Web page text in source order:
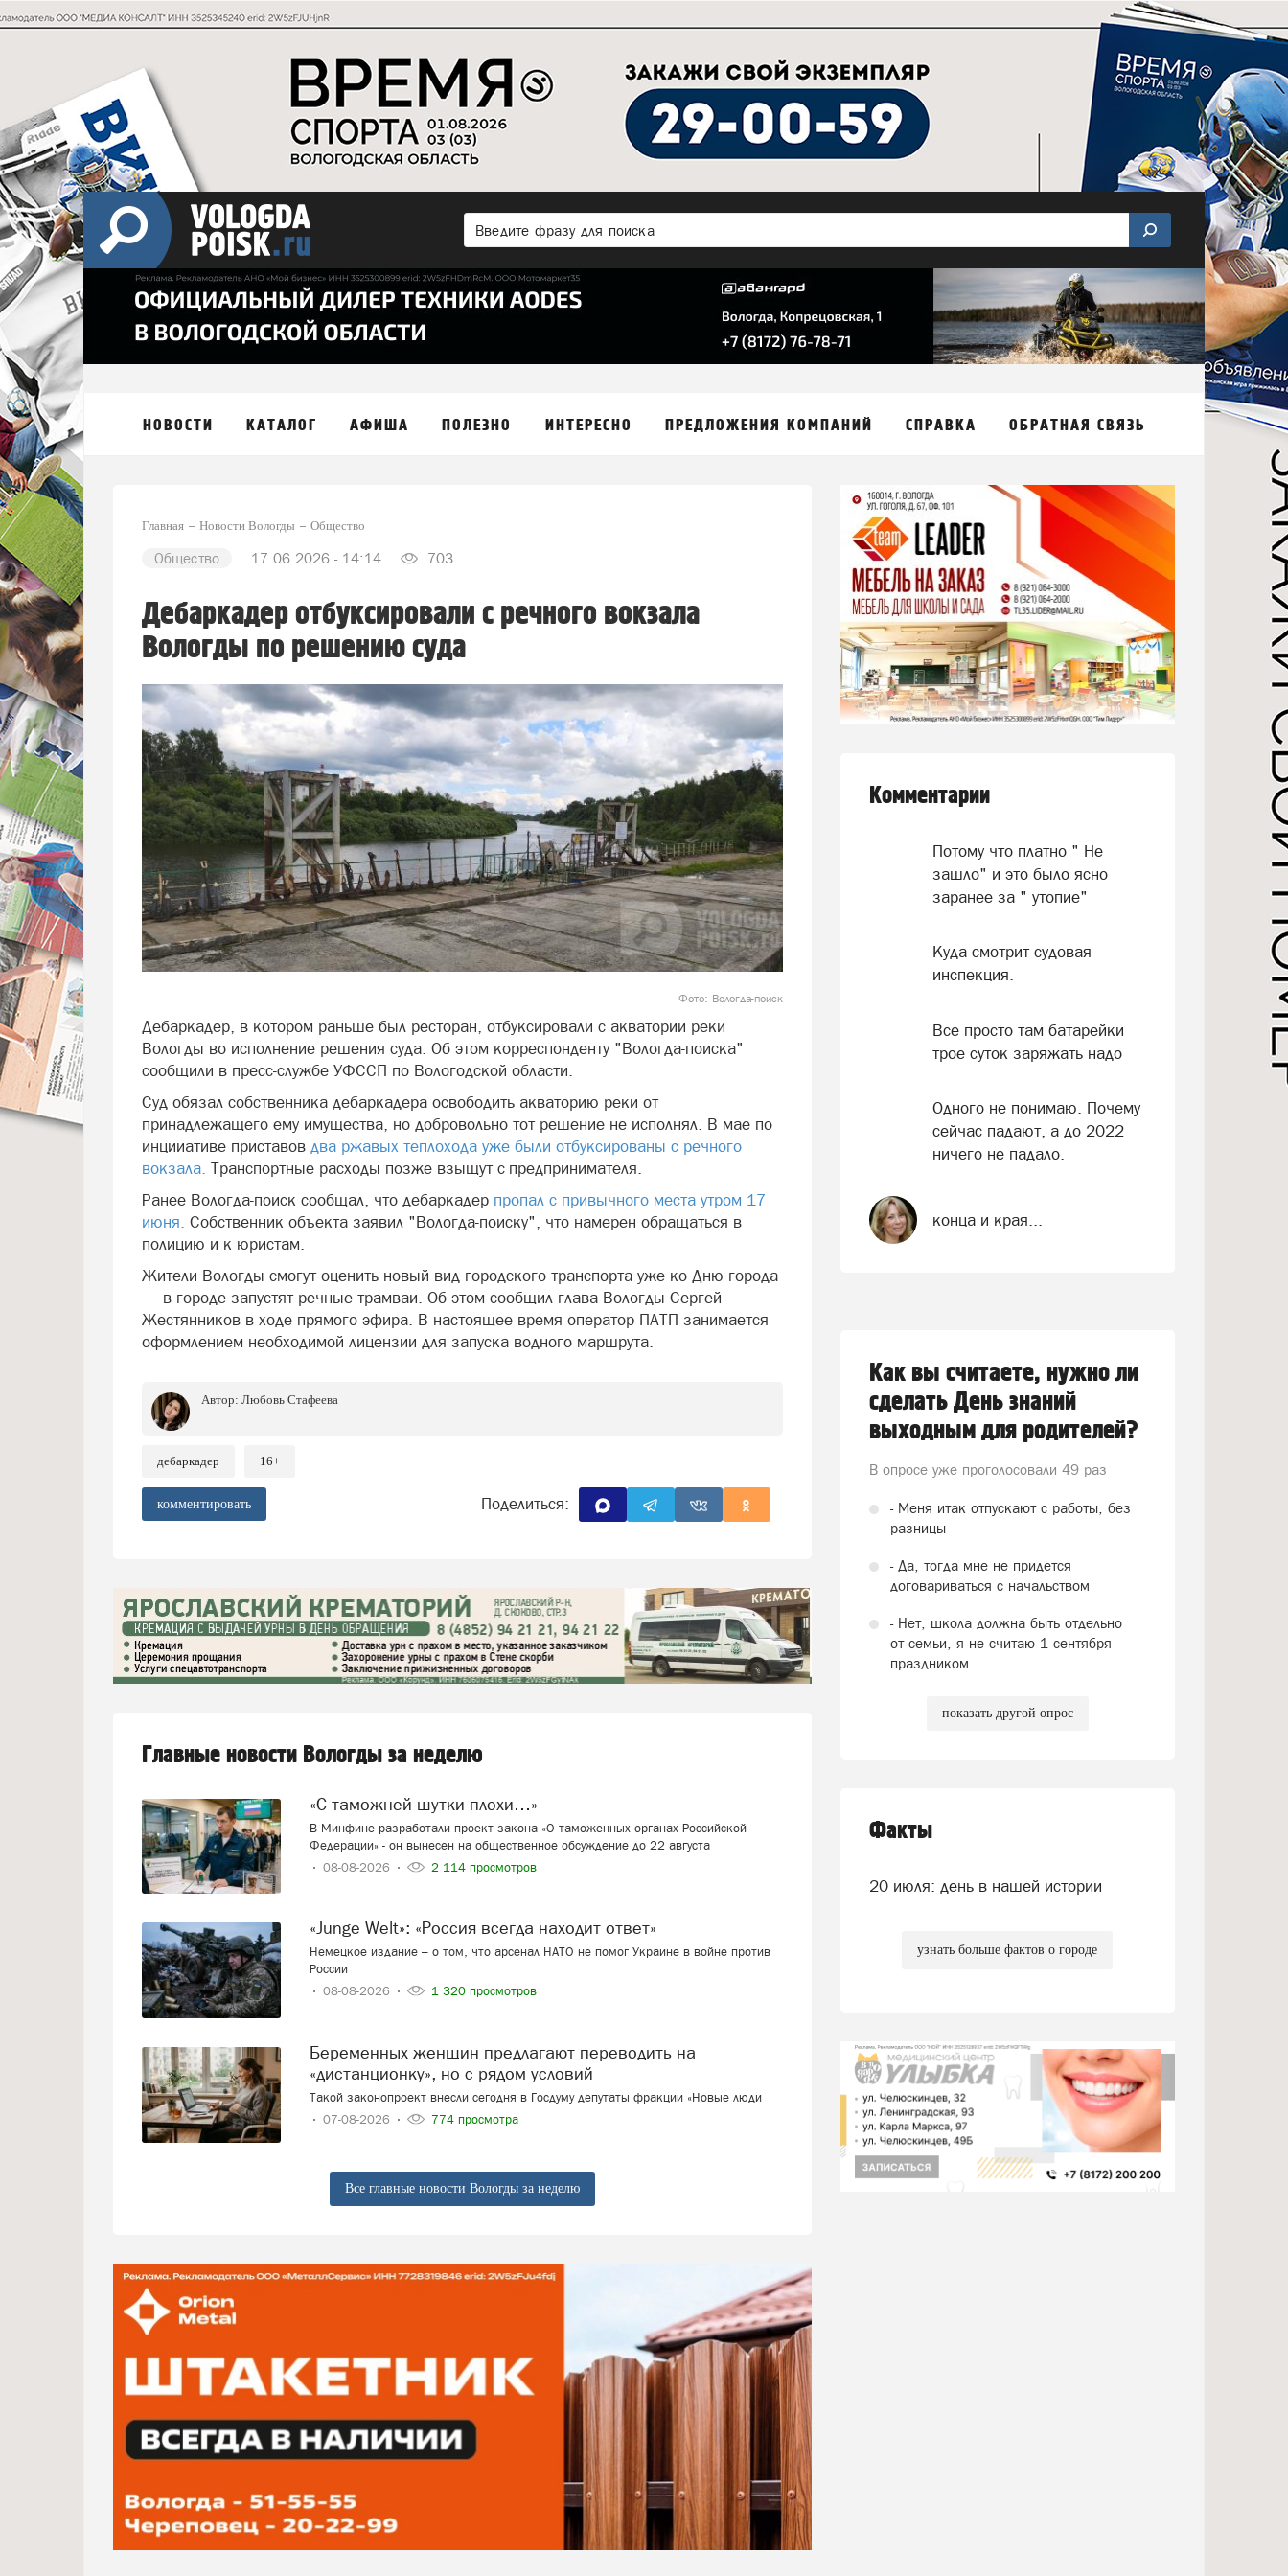
НОВОСТИ КАТАЛОГ АФИША ПОЛЕЗНО ИНТЕРЕСНО ПРЕДЛОЖЕНИЯ КОМПАНИЙ СПРАВКА ОБРАТНАЯ СВЯЗЬ
Главная Новости Вологды Общество
Общество 17.06.2026 - 14:14 703
Дебаркадер отбуксировали с речного вокзала
Вологды по решению суда
Фото: Вологда-поиск
Дебаркадер, в котором раньше был ресторан, отбуксировали с акватории реки
Вологды во исполнение решения суда. Об этом корреспонденту "Вологда-поиска"
сообщили в пресс-службе УФССП по Вологодской области.
Суд обязал собственника дебаркадера освободить акваторию реки от
принадлежащего ему имущества, но добровольно тот решение не исполнял. В мае по
инцииативе приставов два ржавых теплохода уже были отбуксированы с речного
вокзала. Транспортные расходы позже взыщут с предпринимателя.
Ранее Вологда-поиск сообщал, что дебаркадер пропал с привычного места утром 17
июня. Собственник объекта заявил "Вологда-поиску", что намерен обращаться в
полицию и к юристам.
Жители Вологды смогут оценить новый вид городского транспорта уже ко Дню города
— в городе запустят речные трамваи. Об этом сообщил глава Вологды Сергей
Жестянников в ходе прямого эфира. В настоящее время оператор ПАТП занимается
оформлением необходимой лицензии для запуска водного маршрута.
Автор: Любовь Стафеева
дебаркадер 16+
комментировать Поделиться:
Главные новости Вологды за неделю
«С таможней шутки плохи…»
В Минфине разработали проект закона «О таможенных органах Российской
Федерации» - он вынесен на общественное обсуждение до 22 августа
08-08-2026
2 114 просмотров
«Junge Welt»: «Россия всегда находит ответ»
Немецкое издание – о том, что арсенал НАТО не помог Украине в войне против
России
08-08-2026
1 320 просмотров
Беременных женщин предлагают переводить на
«дистанционку», но с рядом условий
Такой законопроект внесли сегодня в Госдуму депутаты фракции «Новые люди
07-08-2026
774 просмотра
Все главные новости Вологды за неделю
Комментарии
Потому что платно " Не
зашло" и это было ясно
заранее за " утопие"
Куда смотрит судовая
инспекция.
Все просто там батарейки
трое суток заряжать надо
Одного не понимаю. Почему
сейчас падают, а до 2022
ничего не падало.
конца и края...
Как вы считаете, нужно ли
сделать День знаний
выходным для родителей?
В опросе уже проголосовали 49 раз
- Меня итак отпускают с работы, без
разницы
- Да, тогда мне не придется
договариваться с начальством
- Нет, школа должна быть отдельно
от семьи, я не считаю 1 сентября
праздником
показать другой опрос
Факты
20 июля: день в нашей истории
узнать больше фактов о городе